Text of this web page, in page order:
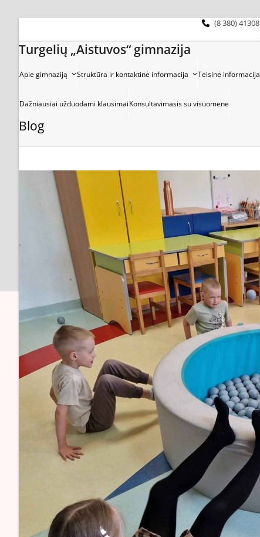
(8 380) 41308
Turgelių „Aistuvos“ gimnazija
Apie gimnaziją Struktūra ir kontaktinė informacija Teisinė informacija
Dažniausiai užduodami klausimaiKonsultavimasis su visuomene
Blog